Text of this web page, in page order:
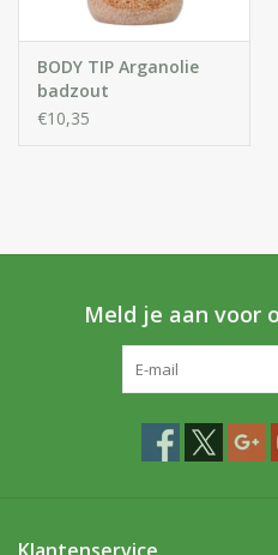
BODY TIP Arganolie
badzout
€10,35
Meld je aan voor